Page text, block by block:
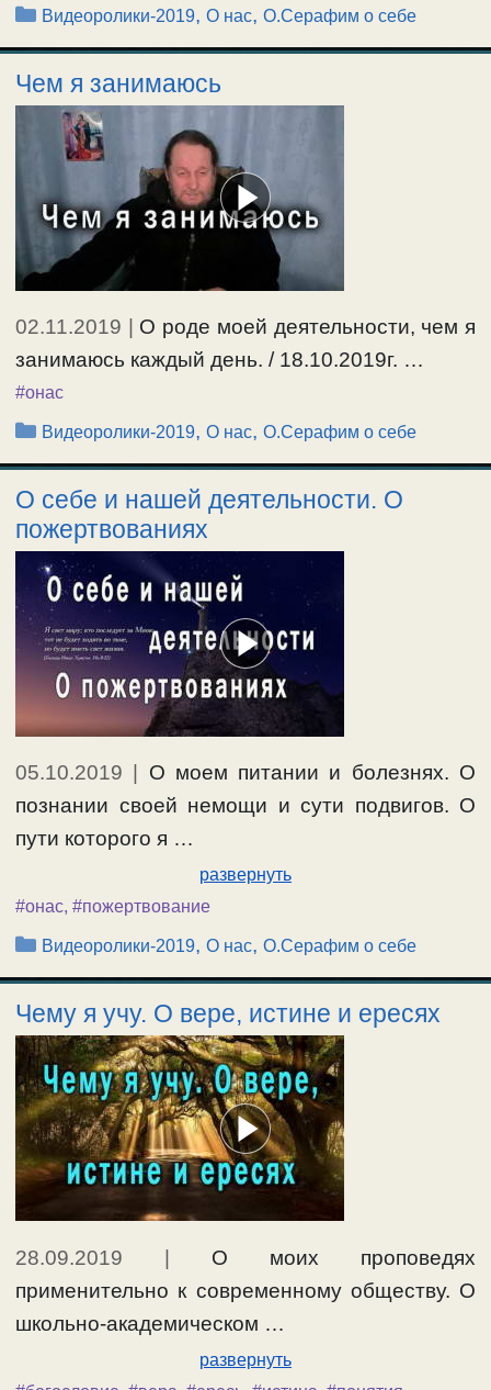
Рубрики
Видеоролики-2019,О нас,О.Серафим о себе
Чем я занимаюсь
02.11.2019
О роде моей деятельности, чем я
занимаюсь каждый день. / 18.10.2019г. …
#онас
Рубрики
Видеоролики-2019,О нас,О.Серафим о себе
О себе и нашей деятельности. О
пожертвованиях
05.10.2019
О моем питании и болезнях. О
познании своей немощи и сути подвигов. О
пути которого я …
развернуть
#онас, #пожертвование
Рубрики
Видеоролики-2019,О нас,О.Серафим о себе
Чему я учу. О вере, истине и ересях
28.09.2019 | О моих проповедях
применительно к современному обществу. О
школьно-академическом …
развернуть